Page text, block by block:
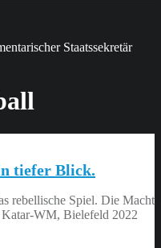
Staatssekretär
tiefer Blick.
rebellische Spiel. Die Macht
Katar-WM, Bielefeld 2022